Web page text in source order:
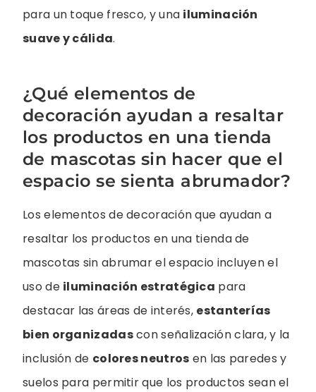
para un toque fresco, y una iluminación
suave y cálida.
¿Qué elementos de
decoración ayudan a resaltar
los productos en una tienda
de mascotas sin hacer que el
espacio se sienta abrumador?
Los elementos de decoración que ayudan a
resaltar los productos en una tienda de
mascotas sin abrumar el espacio incluyen el
uso de iluminación estratégica para
destacar las áreas de interés, estanterías
bien organizadascon señalización clara, y la
inclusión de colores neutros en las paredes y
suelos para permitir que los productos sean el